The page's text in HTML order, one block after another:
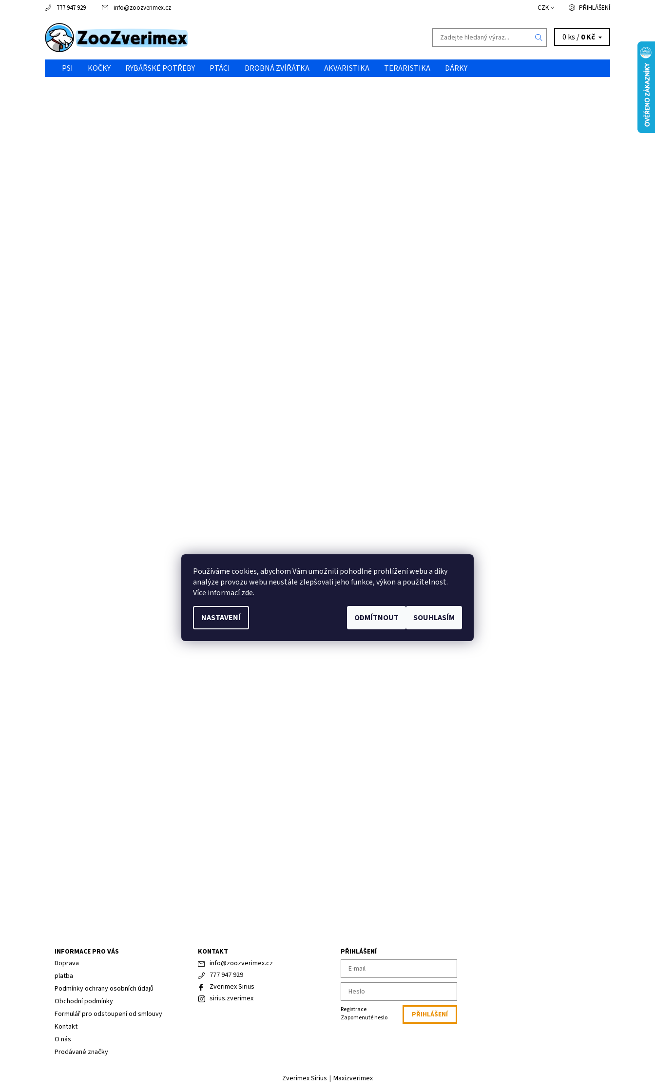
777 947 929 info@zoozverimex.cz CZK PŘIHLÁŠENÍ
0 ks /0 Kč
PSI KOČKY RYBÁŘSKÉ POTŘEBY PTÁCI DROBNÁ ZVÍŘÁTKA AKVARISTIKA TERARISTIKA
DÁRKY
INFORMACE PRO VÁS
Doprava
platba
Podmínky ochrany osobních údajů
Obchodní podmínky
Formulář pro odstoupení od smlouvy
Kontakt
O nás
Prodávané značky
KONTAKT
info@zoozverimex.cz
777 947 929
Zverimex Sirius
sirius.zverimex
PŘIHLÁŠENÍ
Registrace
Zapomenuté heslo
Zverimex Sirius | Maxizverimex
Používáme cookies, abychom Vám umožnili pohodlné prohlížení webu a díky
analýze provozu webu neustále zlepšovali jeho funkce, výkon a použitelnost.
Více informacízde.
NASTAVENÍ ODMÍTNOUT SOUHLASÍM